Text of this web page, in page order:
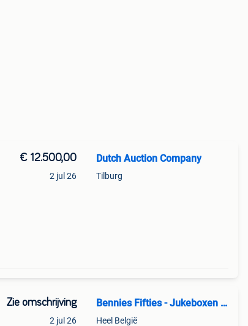
€ 12.500,00
2 jul 26
Dutch Auction Company
Tilburg
Zie omschrijving
2 jul 26
Bennies Fifties - Jukeboxen Den Haag
Heel België